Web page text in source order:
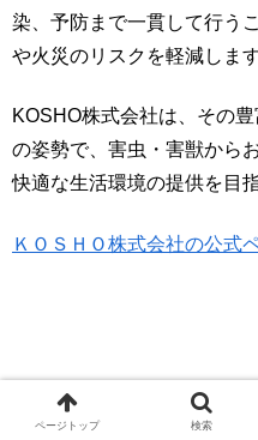
染、予防まで一貫して行う
や火災のリスクを軽減します
KOSHO株式会社は、その
の姿勢で、害虫・害獣から
快適な生活環境の提供を目
ＫＯＳＨＯ株式会社の公式
ページトップ 検索